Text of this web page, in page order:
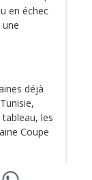
en échec
une
déjà
tableau, les
Coupe